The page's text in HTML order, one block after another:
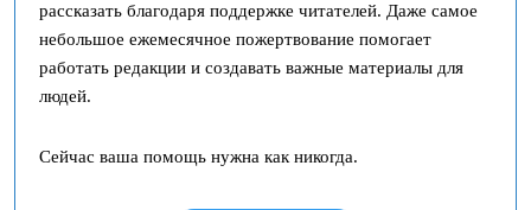
рассказать благодаря поддержке читателей. Даже самое
небольшое ежемесячное пожертвование помогает
работать редакции и создавать важные материалы для
людей.
Сейчас ваша помощь нужна как никогда.